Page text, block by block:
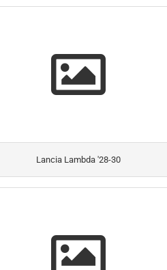
Lancia Lambda '28-30